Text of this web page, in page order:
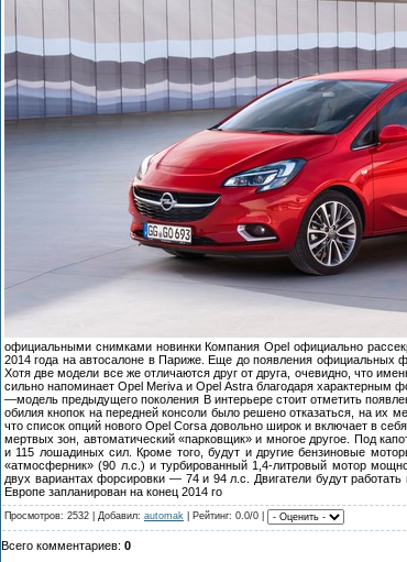
официальными снимками новинки Компания Opel официально
2014 года на автосалоне в Париже. Еще до появления официальных
Хотя две модели все же отличаются друг от друга, очевидно, что
сильно напоминает Opel Meriva и Opel Astra благодаря
—модель предыдущего поколения В интерьере стоит отметить
обилия кнопок на передней консоли было решено отказаться, на
что список опций нового Opel Corsa довольно широк и включает в
мертвых зон, автоматический «парковщик» и многое другое. Под
и 115 лошадиных сил. Кроме того, будут и другие бензиновые
«атмосферник» (90 л.с.) и турбированный 1,4-литровый мотор
двух вариантах форсировки — 74 и 94 л.с. Двигатели будут
Европе запланирован на конец 2014 го
Просмотров: 2532 | Добавил: automak | Рейтинг: 0.0/0 |
Всего комментариев: 0